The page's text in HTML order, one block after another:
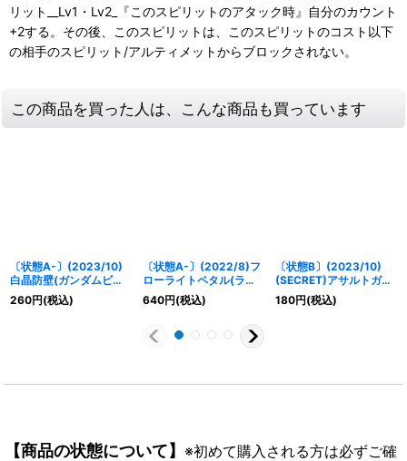
リット__Lv1・Lv2_『このスピリットのアタック時』自分のカウント
+2する。その後、このスピリットは、このスピリットのコスト以下
の相手のスピリット/アルティメットからブロックされない。
この商品を買った人は、こんな商品も買っています
〔状態A-〕(2023/10)
白晶防壁(ガンダムビル
ドファイターズ)【C】
{BS52-RV008}《白》
260円(税込)
〔状態A-〕(2022/8)フ
ローライトペタル(ライ
ムイラスト)【C】
{BS58-082}《黄》
640円(税込)
〔状態B〕(2023/10)
(SECRET)アサルトガン
ナーウィズ【R-SEC】
{BS65-032}《白》
180円(税込)
【商品の状態について】 ※初めて購入される方は必ずご確